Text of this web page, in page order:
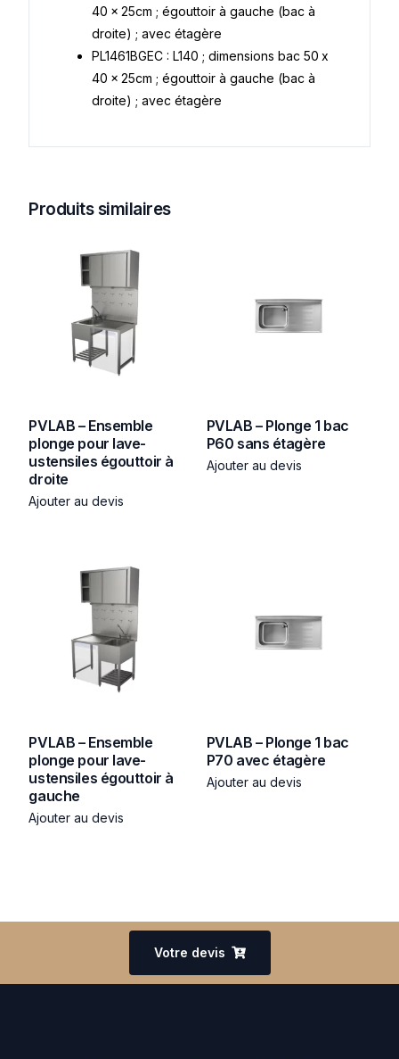
40 x 25cm ; égouttoir à gauche (bac à
droite) ; avec étagère
PL1461BGEC : L140 ; dimensions bac 50 x
40 x 25cm ; égouttoir à gauche (bac à
droite) ; avec étagère
Produits similaires
PVLAB – Ensemble
plonge pour lave-
ustensiles égouttoir à
droite
Ajouter au devis
PVLAB – Plonge 1 bac
P60 sans étagère
Ajouter au devis
PVLAB – Ensemble
plonge pour lave-
ustensiles égouttoir à
gauche
Ajouter au devis
PVLAB – Plonge 1 bac
P70 avec étagère
Ajouter au devis
Votre devis